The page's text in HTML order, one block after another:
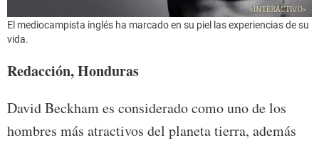
El mediocampista inglés ha marcado en su piel las experiencias de su
vida.
Redacción, Honduras
David Beckham es considerado como uno de los
hombres más atractivos del planeta tierra, además